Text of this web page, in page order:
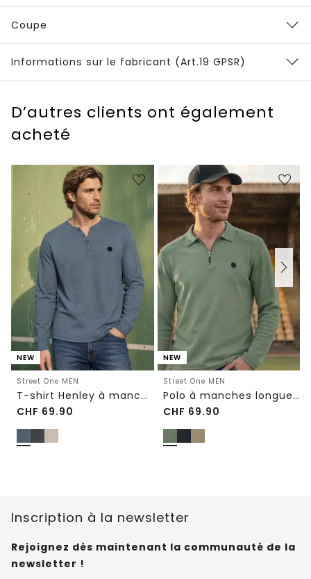
Coupe
Informations sur le fabricant (Art.19 GPSR)
D’autres clients ont également
acheté
NEW
Street One MEN
T-shirt Henley à manches longues, effet chiné
CHF 69.90
NEW
Street One MEN
Polo à manches longues avec fermeture éclair
CHF 69.90
Inscription à la newsletter
Rejoignez dès maintenant la communauté de la
newsletter !